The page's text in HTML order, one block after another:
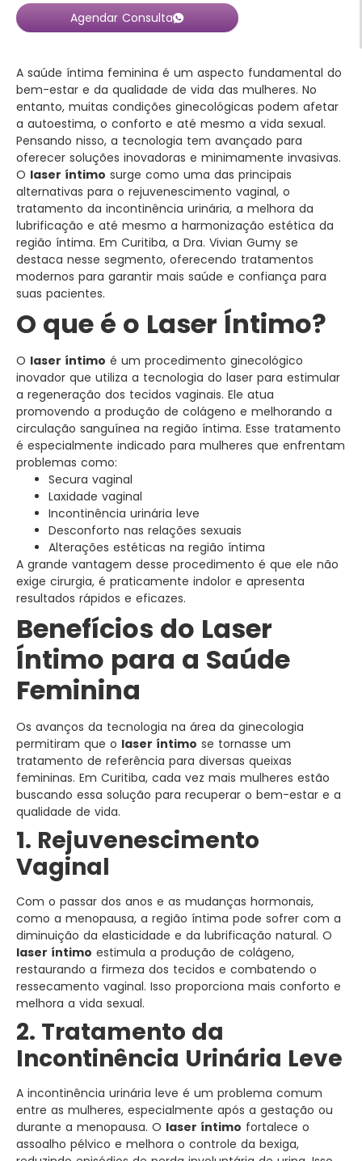
Agendar Consulta
A saúde íntima feminina é um aspecto fundamental do
bem-estar e da qualidade de vida das mulheres. No
entanto, muitas condições ginecológicas podem afetar
a autoestima, o conforto e até mesmo a vida sexual.
Pensando nisso, a tecnologia tem avançado para
oferecer soluções inovadoras e minimamente invasivas.
O laser íntimo surge como uma das principais
alternativas para o rejuvenescimento vaginal, o
tratamento da incontinência urinária, a melhora da
lubrificação e até mesmo a harmonização estética da
região íntima. Em Curitiba, a Dra. Vivian Gumy se
destaca nesse segmento, oferecendo tratamentos
modernos para garantir mais saúde e confiança para
suas pacientes.
O que é o Laser Íntimo?
O laser íntimo é um procedimento ginecológico
inovador que utiliza a tecnologia do laser para estimular
a regeneração dos tecidos vaginais. Ele atua
promovendo a produção de colágeno e melhorando a
circulação sanguínea na região íntima. Esse tratamento
é especialmente indicado para mulheres que enfrentam
problemas como:
Secura vaginal
Laxidade vaginal
Incontinência urinária leve
Desconforto nas relações sexuais
Alterações estéticas na região íntima
A grande vantagem desse procedimento é que ele não
exige cirurgia, é praticamente indolor e apresenta
resultados rápidos e eficazes.
Benefícios do Laser
Íntimo para a Saúde
Feminina
Os avanços da tecnologia na área da ginecologia
permitiram que o laser íntimo se tornasse um
tratamento de referência para diversas queixas
femininas. Em Curitiba, cada vez mais mulheres estão
buscando essa solução para recuperar o bem-estar e a
qualidade de vida.
1. Rejuvenescimento
Vaginal
Com o passar dos anos e as mudanças hormonais,
como a menopausa, a região íntima pode sofrer com a
diminuição da elasticidade e da lubrificação natural. O
laser íntimo estimula a produção de colágeno,
restaurando a firmeza dos tecidos e combatendo o
ressecamento vaginal. Isso proporciona mais conforto e
melhora a vida sexual.
2. Tratamento da
Incontinência Urinária Leve
A incontinência urinária leve é um problema comum
entre as mulheres, especialmente após a gestação ou
durante a menopausa. O laser íntimo fortalece o
assoalho pélvico e melhora o controle da bexiga,